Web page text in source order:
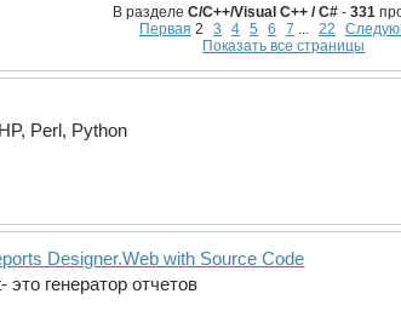
В разделе C/C++/Visual C++ / C#- 331
Первая 2 3 4 5 6 7 ... 22
Показать все страницы
Perl, Python
Designer.Web with Source Code
генератор отчетов